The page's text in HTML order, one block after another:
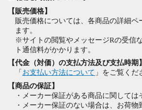
【販売価格】
販売価格については、各商品の詳細ペ
ます。
※サイトの閲覧やメッセージRの受信
ト通信料がかかります。
【代金（対価）の支払方法及び支払時期】
「 お支払い方法について 」をご覧くだ
【商品の保証】
・メーカー保証がある商品に関しては
・メーカー保証のない場合は、お荷物